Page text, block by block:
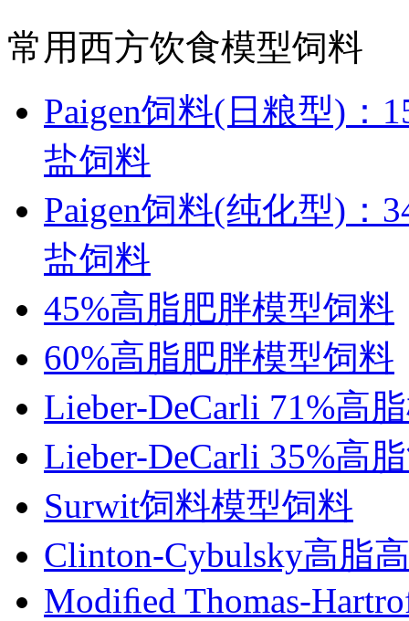
常用西方饮食模型饲料
Paigen饲料(日粮型)：
盐饲料
Paigen饲料(纯化型)：
盐饲料
45%高脂肥胖模型饲料
60%高脂肥胖模型饲料
Lieber-DeCarli 71%高
Lieber-DeCarli 35%高
Surwit饲料模型饲料
Clinton-Cybulsky高脂
Modiﬁed Thomas-